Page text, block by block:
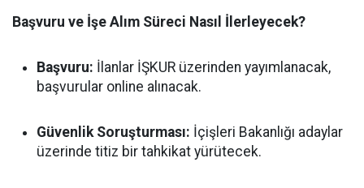
Başvuru ve İşe Alım Süreci Nasıl İlerleyecek?
Başvuru: İlanlar İŞKUR üzerinden yayımlanacak,
başvurular online alınacak.
Güvenlik Soruşturması: İçişleri Bakanlığı adaylar
üzerinde titiz bir tahkikat yürütecek.